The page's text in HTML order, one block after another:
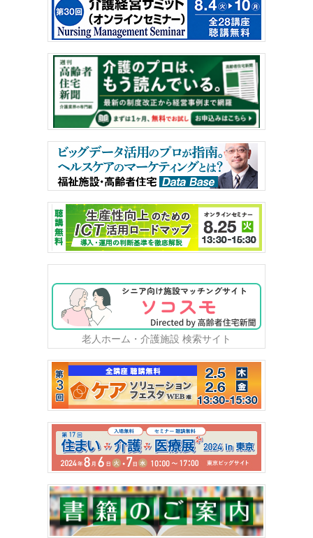
老人ホーム・介護施設 検索サイト